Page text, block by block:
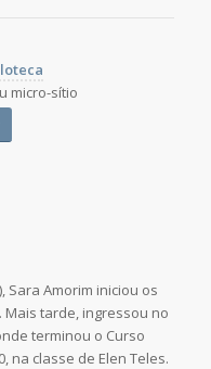
micro-sítio
Sara Amorim iniciou os
Mais tarde, ingressou no
terminou o Curso
na classe de Elen Teles.